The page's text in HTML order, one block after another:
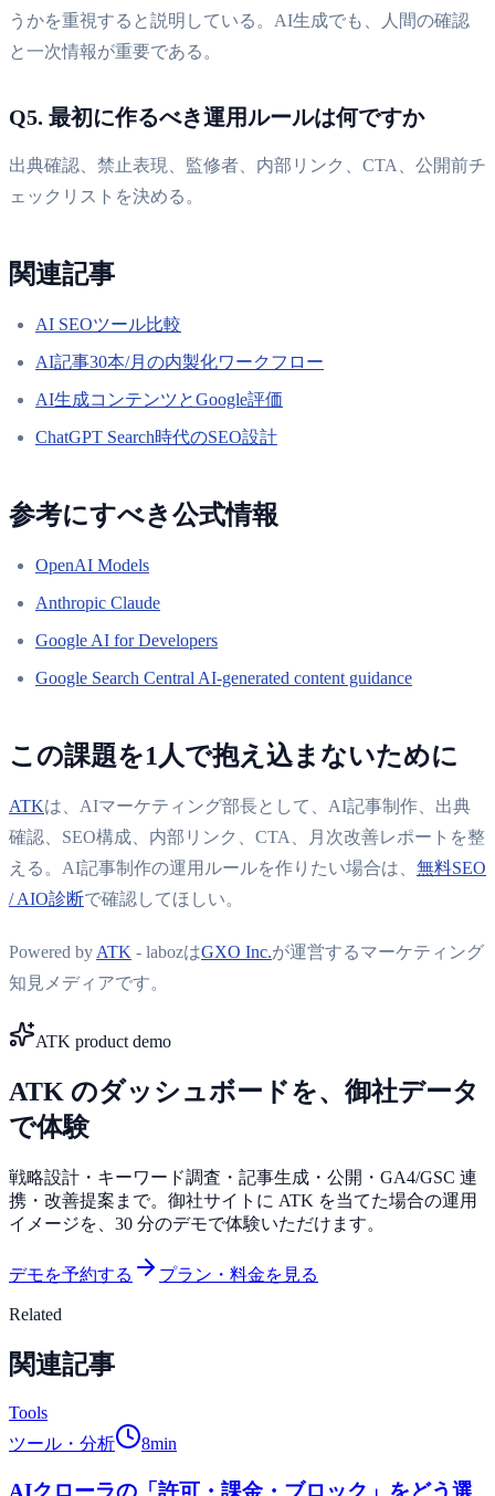
うかを重視すると説明している。AI生成でも、人間の確認
と一次情報が重要である。
Q5. 最初に作るべき運用ルールは何ですか
出典確認、禁止表現、監修者、内部リンク、CTA、公開前チ
ェックリストを決める。
関連記事
AI SEOツール比較
AI記事30本/月の内製化ワークフロー
AI生成コンテンツとGoogle評価
ChatGPT Search時代のSEO設計
参考にすべき公式情報
OpenAI Models
Anthropic Claude
Google AI for Developers
Google Search Central AI-generated content guidance
この課題を1人で抱え込まないために
ATKは、AIマーケティング部長として、AI記事制作、出典
確認、SEO構成、内部リンク、CTA、月次改善レポートを整
える。AI記事制作の運用ルールを作りたい場合は、 無料SEO
/ AIO診断で確認してほしい。
Powered by ATK - labozはGXO Inc.が運営するマーケティング
知見メディアです。
ATK product demo
ATK のダッシュボードを、御社データ
で体験
戦略設計・キーワード調査・記事生成・公開・GA4/GSC 連
携・改善提案まで。御社サイトに ATK を当てた場合の運用
イメージを、30 分のデモで体験いただけます。
デモを予約する プラン・料金を見る
Related
関連記事
Tools
ツール・分析
8min
AIクローラの「許可・課金・ブロック」をどう選